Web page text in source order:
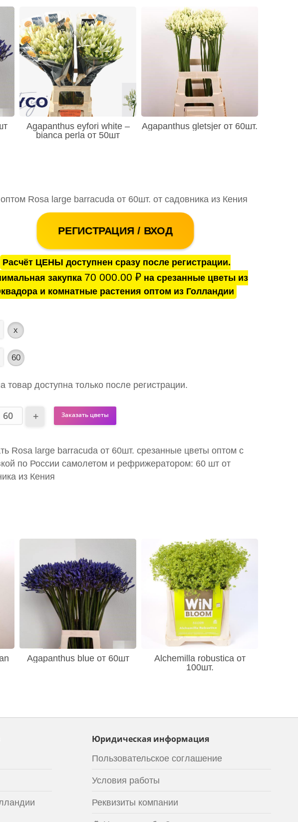
Agapanthus eyfori white –
bianca perla от 50шт
Agapanthus gletsjer от 60шт.
Rosa large barracuda от 60шт. от садовника из Кения
РЕГИСТРАЦИЯ / ВХОД
Расчёт ЦЕНЫ доступнен сразу после регистрации.
закупка 70 000.00 ₽на срезанные цветы из
и комнатные растения оптом из Голландии
x
60
товар доступна только после регистрации.
Заказать цветы
Rosa large barracuda от 60шт. срезанные цветы оптом с
по России самолетом и рефрижератором: 60 шт от
из Кения
Agapanthus blue от 60шт
Alchemilla robustica от
100шт.
Юридическая информация
Пользовательское соглашение
Условия работы
Реквизиты компании